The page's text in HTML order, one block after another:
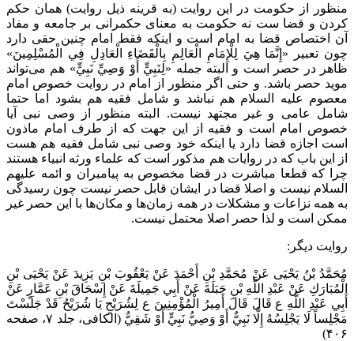
منظور از حکومت در این روایت (به قرینه ذیل روایت) همان حکم
کردن و قضا ست نه حکومت به معنای حکمرانی بر جامعه و مفاد
آن اختصاص قضا به امام است و اینکه فقط امام چنین حقی دارد
چون تعبیر «إِنَّمَا هِيَ لِلْإِمَامِ الْعَالِمِ بِالْقَضَاءِ الْعَادِلِ فِي الْمُسْلِمِينَ»
ظاهر در حصر است و البته جمله «لِنَبِيٍّ أَوْ وَصِيِّ نَبِيٍّ‌» هم می‌تواند
موید حصر باشد. و حتی اگر منظور از امام در روایت خصوص امام
معصوم علیه السلام هم نباشد و شامل فقیه هم بشود اما حتما
شامل عامی و غیر مجتهد نیست. البته منظور از وصی نبی آیا
خصوص امام است و فقیه از این جهت که از طرف امام ماذون
است اجازه قضا دارد یا اینکه خود وصی نبی شامل فقیه هم هست
از این باب که در روایات هم مذکور است که علماء ورثه انبیاء هستند
چرا که قطعا مباشرت در قضا مخصوص به پیامبران و ائمه علیهم
السلام نیست و اصلا قضا در ایشان قابل حصر نیست چون رسیدگی
به همه نزاعات و مشکلات در همه زمان‌ها و مکان‌ها با این حصر غیر
ممکن است و لذا حصر اصلا محتمل نیست.
روایت دیگر:
مُحَمَّدُ بْنُ يَحْيَى عَنْ مُحَمَّدِ بْنِ أَحْمَدَ عَنْ يَعْقُوبَ بْنِ يَزِيدَ عَنْ يَحْيَى بْنِ
الْمُبَارَكِ عَنْ عَبْدِ اللَّهِ بْنِ جَبَلَةَ عَنْ أَبِي جَمِيلَةَ عَنْ إِسْحَاقَ بْنِ عَمَّارٍ عَنْ
أَبِي عَبْدِ اللَّهِ ع قَالَ قَالَ أَمِيرُ الْمُؤْمِنِينَ ع لِشُرَيْحٍ يَا شُرَيْحُ قَدْ جَلَسْتَ
مَجْلِساً لَا يَجْلِسُهُ إِلَّا نَبِيٌّ أَوْ وَصِيُّ نَبِيٍّ أَوْ شَقِيٌّ‌ (الکافی، جلد ۷، صفحه
۴۰۶)